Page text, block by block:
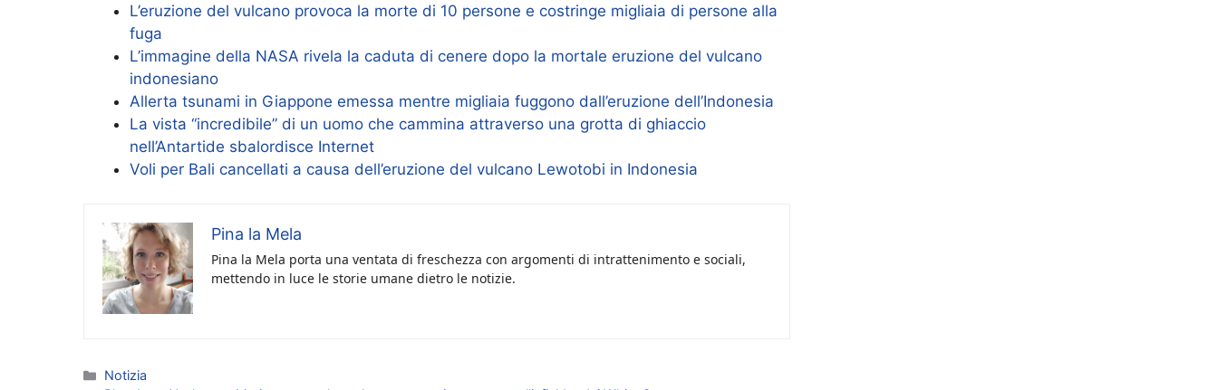
L’eruzione del vulcano provoca la morte di 10 persone e costringe migliaia di persone alla
fuga
L’immagine della NASA rivela la caduta di cenere dopo la mortale eruzione del vulcano
indonesiano
Allerta tsunami in Giappone emessa mentre migliaia fuggono dall’eruzione dell’Indonesia
La vista “incredibile” di un uomo che cammina attraverso una grotta di ghiaccio
nell’Antartide sbalordisce Internet
Voli per Bali cancellati a causa dell’eruzione del vulcano Lewotobi in Indonesia
Pina la Mela
Pina la Mela porta una ventata di freschezza con argomenti di intrattenimento e sociali,
mettendo in luce le storie umane dietro le notizie.
Categorie
Notizia